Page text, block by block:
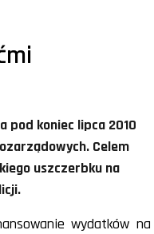
pod koniec lipca 2010
Celem
uszczerbku na
wydatków na